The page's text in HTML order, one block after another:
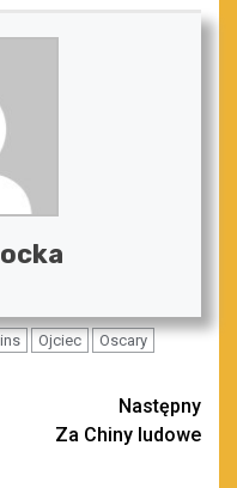
Ojciec
Oscary
Następny
Za Chiny ludowe